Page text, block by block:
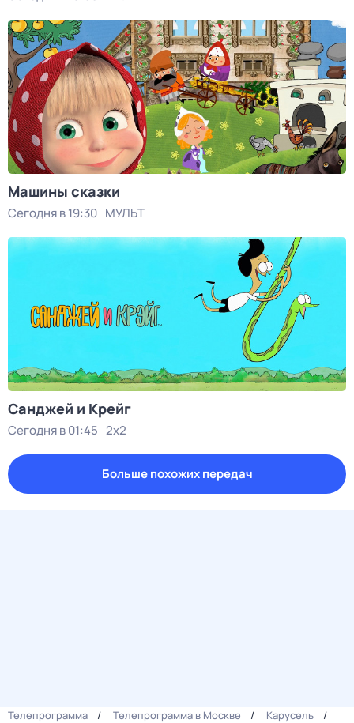
Машины сказки
Сегодня в 19:30 МУЛЬТ
Санджей и Крейг
Сегодня в 01:45 2x2
Больше похожих передач
Телепрограмма Телепрограмма в Москве
Карусель